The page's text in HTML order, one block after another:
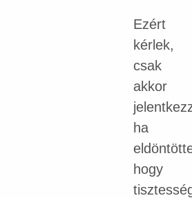
Ezért
kérlek,
csak
akkor
ha
hogy